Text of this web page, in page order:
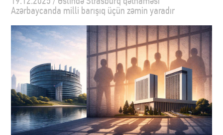
Azərbaycanda milli barışıq üçün zəmin yaradır